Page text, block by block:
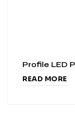
Profile LED
READ MORE